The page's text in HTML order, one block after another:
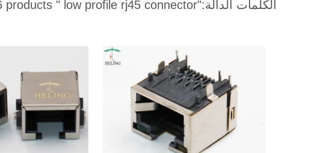
الكلمات الدالة:"low profile rj45 connector "